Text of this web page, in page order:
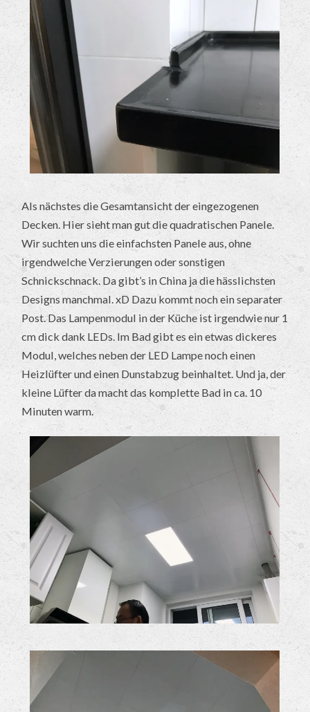
Als nächstes die Gesamtansicht der eingezogenen
Decken. Hier sieht man gut die quadratischen Panele.
Wir suchten uns die einfachsten Panele aus, ohne
irgendwelche Verzierungen oder sonstigen
Schnickschnack. Da gibt’s in China ja die hässlichsten
Designs manchmal. xD Dazu kommt noch ein separater
Post. Das Lampenmodul in der Küche ist irgendwie nur 1
cm dick dank LEDs. Im Bad gibt es ein etwas dickeres
Modul, welches neben der LED Lampe noch einen
Heizlüfter und einen Dunstabzug beinhaltet. Und ja, der
kleine Lüfter da macht das komplette Bad in ca. 10
Minuten warm.